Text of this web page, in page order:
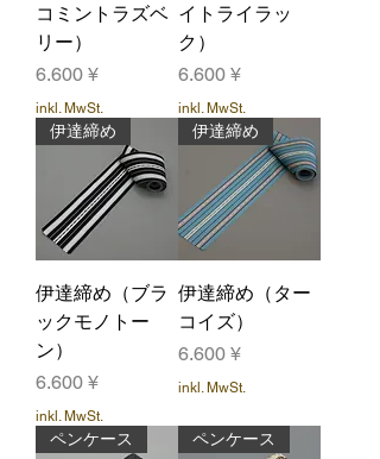
コミントラズベ
リー）
Preis
6.600 ¥
inkl. MwSt.
イトライラッ
ク）
Preis
6.600 ¥
inkl. MwSt.
伊達締め
伊達締め（ブラ
ックモノトー
ン）
Preis
6.600 ¥
inkl. MwSt.
伊達締め
伊達締め（ター
コイズ）
Preis
6.600 ¥
inkl. MwSt.
ペンケース ペンケース